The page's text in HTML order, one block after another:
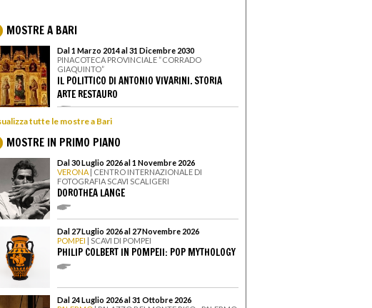
MOSTRE A BARI
Dal 1 Marzo 2014 al 31 Dicembre 2030
PINACOTECA PROVINCIALE “CORRADO
GIAQUINTO”
IL POLITTICO DI ANTONIO VIVARINI. STORIA
ARTE RESTAURO
tutte le mostre a Bari
MOSTRE IN PRIMO PIANO
Dal 30 Luglio 2026 al 1 Novembre 2026
VERONA | CENTRO INTERNAZIONALE DI
FOTOGRAFIA SCAVI SCALIGERI
DOROTHEA LANGE
Dal 27 Luglio 2026 al 27 Novembre 2026
POMPEI | SCAVI DI POMPEI
PHILIP COLBERT IN POMPEII: POP MYTHOLOGY
Dal 24 Luglio 2026 al 31 Ottobre 2026